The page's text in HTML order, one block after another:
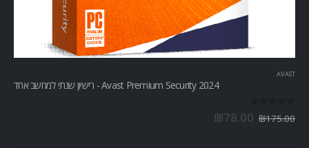
AVAST
Avast Premium Security 2024 - רישיון שנתי למחשב אחד
₪175.00
₪78.00